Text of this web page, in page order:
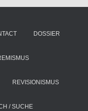
DOSSIER
REVISIONISMUS
/ SUCHE